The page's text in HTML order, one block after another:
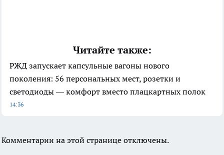
Читайте также:
РЖД запускает капсульные вагоны нового
поколения: 56 персональных мест, розетки и
светодиоды — комфорт вместо плацкартных полок
14:36
Комментарии на этой странице отключены.